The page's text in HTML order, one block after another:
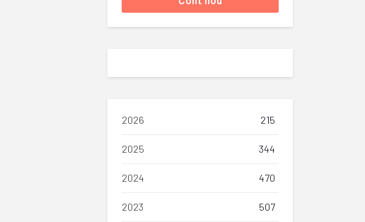
2026 215
2025 344
2024 470
2023 507